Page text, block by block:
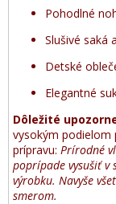
Pohodlné
Slušivé saká
Detské
Elegantné
Dôležité
vysokým podielom
prípravu: Prírodné
poprípade vysušiť v
výrobku. Navyše
smerom.